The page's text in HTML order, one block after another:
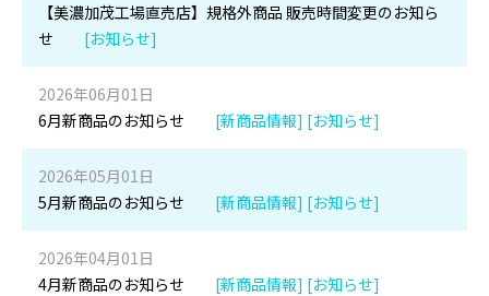
【美濃加茂工場直売店】規格外商品 販売時間変更のお知ら
せ
[お知らせ]
2026年06月01日
6月新商品のお知らせ
[新商品情報] [お知らせ]
2026年05月01日
5月新商品のお知らせ
[新商品情報] [お知らせ]
2026年04月01日
4月新商品のお知らせ
[新商品情報] [お知らせ]